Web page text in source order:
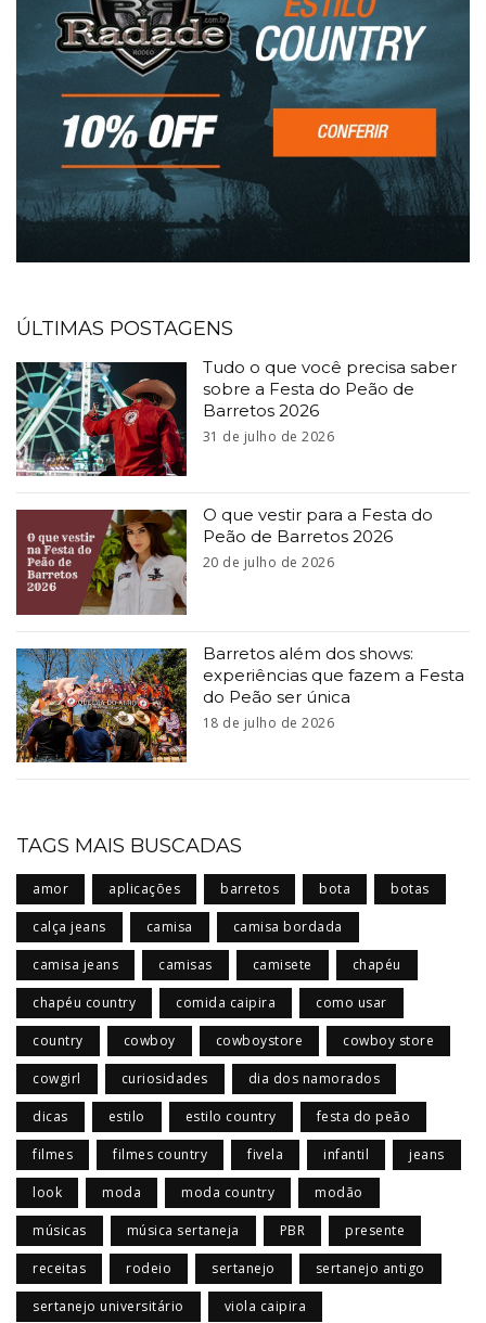
ÚLTIMAS POSTAGENS
Tudo o que você precisa saber
sobre a Festa do Peão de
Barretos 2026
31 de julho de 2026
O que vestir para a Festa do
Peão de Barretos 2026
20 de julho de 2026
Barretos além dos shows:
experiências que fazem a Festa
do Peão ser única
18 de julho de 2026
TAGS MAIS BUSCADAS
amor aplicações barretos bota botas
calça jeans camisa camisa bordada
camisa jeans camisas camisete chapéu
chapéu country comida caipira como usar
country cowboy cowboystore cowboy store
cowgirl curiosidades dia dos namorados
dicas estilo estilo country festa do peão
filmes filmes country fivela infantil jeans
look moda moda country modão
músicas música sertaneja PBR presente
receitas rodeio sertanejo sertanejo antigo
sertanejo universitário viola caipira